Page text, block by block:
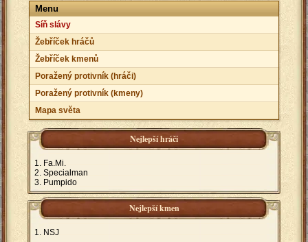
Menu
Síň slávy
Žebříček hráčů
Žebříček kmenů
Poražený protivník (hráči)
Poražený protivník (kmeny)
Mapa světa
Nejlepší hráči
Fa.Mi.
Specialman
Pumpido
Nejlepší kmen
NSJ